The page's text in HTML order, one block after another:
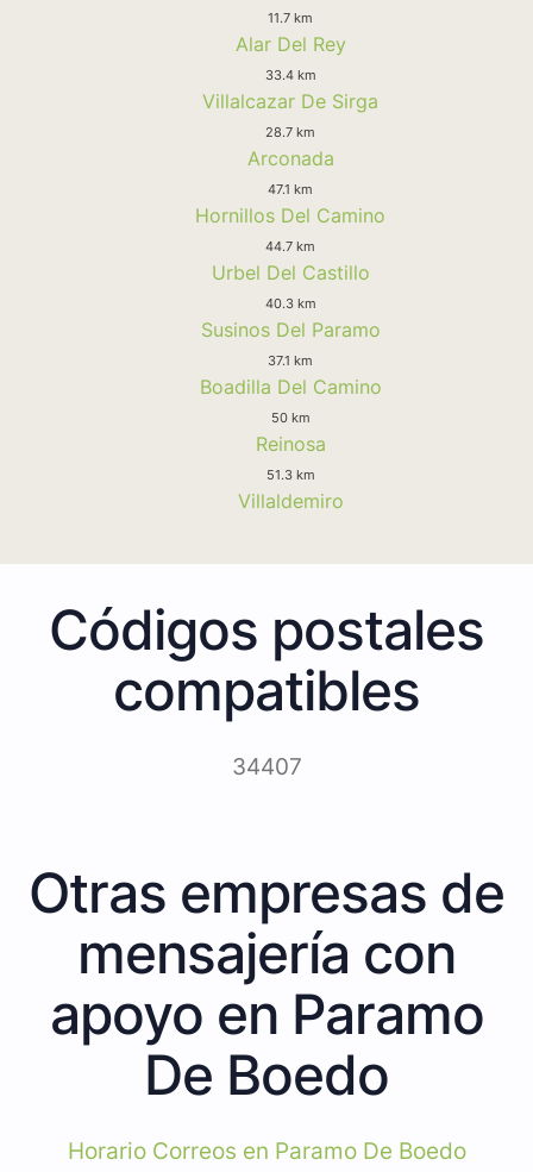
11.7 km
Alar Del Rey
33.4 km
Villalcazar De Sirga
28.7 km
Arconada
47.1 km
Hornillos Del Camino
44.7 km
Urbel Del Castillo
40.3 km
Susinos Del Paramo
37.1 km
Boadilla Del Camino
50 km
Reinosa
51.3 km
Villaldemiro
Códigos postales
compatibles
34407
Otras empresas de
mensajería con
apoyo en Paramo
De Boedo
Horario Correos en Paramo De Boedo